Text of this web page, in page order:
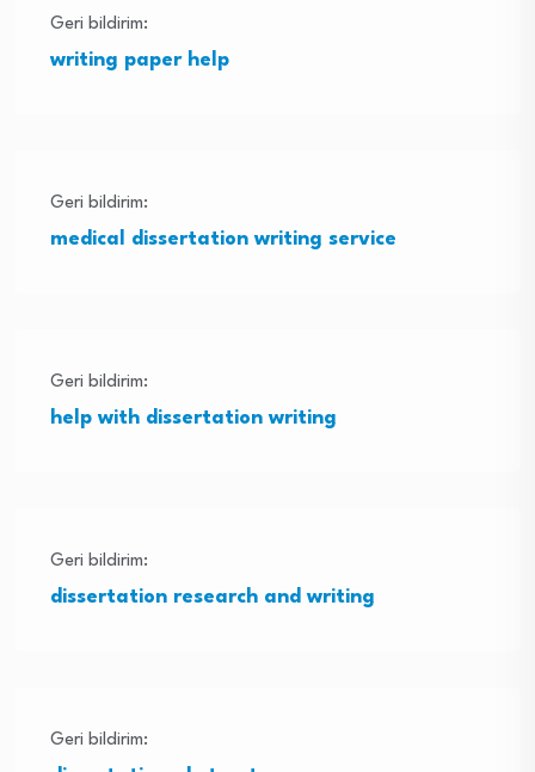
Geri bildirim:
writing paper help
Geri bildirim:
medical dissertation writing service
Geri bildirim:
help with dissertation writing
Geri bildirim:
dissertation research and writing
Geri bildirim: